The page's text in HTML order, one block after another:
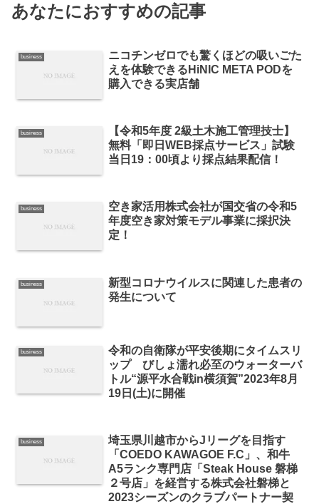
あなたにおすすめの記事
business
ニコチンゼロでも驚くほどの吸いごた
えを体験できるHiNIC META PODを
購入できる実店舗
business
【令和5年度 2級土木施工管理技士】
無料「即日WEB採点サービス」試験
当日19：00頃より採点結果配信！
business
空き家活用株式会社が国交省の令和5
年度空き家対策モデル事業に採択決
定！
business
新型コロナウイルスに関連した患者の
発生について
business
令和の自衛隊が平安後期にタイムスリ
ップ びしょ濡れ必至のウォーターバ
トル“源平水合戦in横須賀”2023年8月
19日(土)に開催
business
埼玉県川越市からJリーグを目指す
「COEDO KAWAGOE F.C」、和牛
A5ランク専門店「Steak House 磐梯
２号店」を経営する株式会社磐梯と
2023シーズンのクラブパートナー契